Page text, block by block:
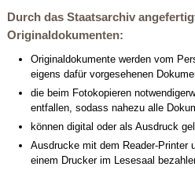
Durch das Staatsarchiv
Originaldokumenten:
Originaldokumente werden vom
eigens dafür vorgesehenen
die beim Fotokopieren
entfallen, sodass nahezu alle
können digital oder als Ausdruck
Ausdrucke mit dem Reader-Printer
einem Drucker im Lesesaal